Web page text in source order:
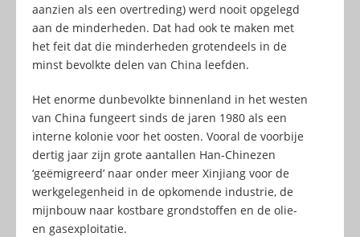
aanzien als een overtreding) werd nooit opgelegd
aan de minderheden. Dat had ook te maken met
het feit dat die minderheden grotendeels in de
minst bevolkte delen van China leefden.
Het enorme dunbevolkte binnenland in het westen
van China fungeert sinds de jaren 1980 als een
interne kolonie voor het oosten. Vooral de voorbije
dertig jaar zijn grote aantallen Han-Chinezen
‘geëmigreerd’ naar onder meer Xinjiang voor de
werkgelegenheid in de opkomende industrie, de
mijnbouw naar kostbare grondstoffen en de olie-
en gasexploitatie.